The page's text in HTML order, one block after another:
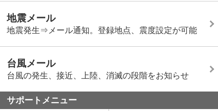
地震メール
地震発生⇒メール通知。登録地点、震度設定が可能
台風メール
台風の発生、接近、上陸、消滅の段階をお知らせ
サポートメニュー